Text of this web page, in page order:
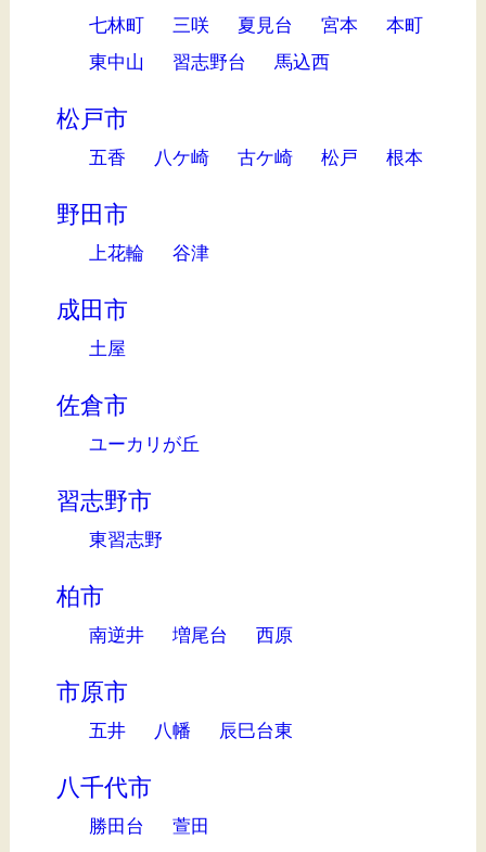
七林町 三咲 夏見台 宮本
本町
東中山
習志野台 馬込西
松戸市
五香 八ケ崎 古ケ崎 松戸 根本
野田市
上花輪 谷津
成田市
土屋
佐倉市
ユーカリが丘
習志野市
東習志野
柏市
南逆井 増尾台 西原
市原市
五井 八幡 辰巳台東
八千代市
勝田台 萱田